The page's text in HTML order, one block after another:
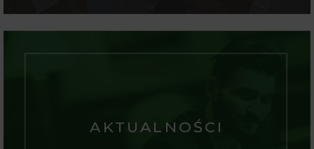
AKTUALNOŚCI